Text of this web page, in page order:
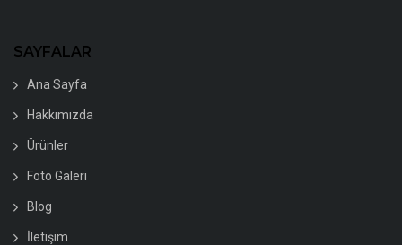
SAYFALAR
Ana Sayfa
Hakkımızda
Ürünler
Foto Galeri
Blog
İletişim